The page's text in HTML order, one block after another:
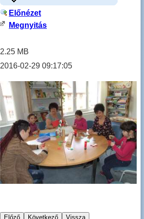
Előnézet
Megnyitás
2.25 MB
2016-02-29 09:17:05